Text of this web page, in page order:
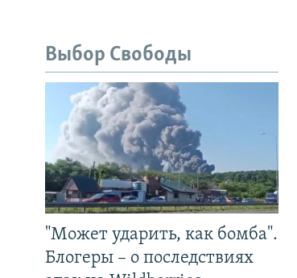
Выбор Свободы
"Может ударить, как бомба".
Блогеры – о последствиях